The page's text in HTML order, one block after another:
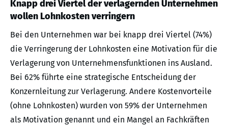
Knapp drei Viertel der verlagernden Unternehmen
wollen Lohnkosten verringern
Bei den Unternehmen war bei knapp drei Viertel (74%)
die Verringerung der Lohnkosten eine Motivation für die
Verlagerung von Unternehmensfunktionen ins Ausland.
Bei 62% führte eine strategische Entscheidung der
Konzernleitung zur Verlagerung. Andere Kostenvorteile
(ohne Lohnkosten) wurden von 59% der Unternehmen
als Motivation genannt und ein Mangel an Fachkräften